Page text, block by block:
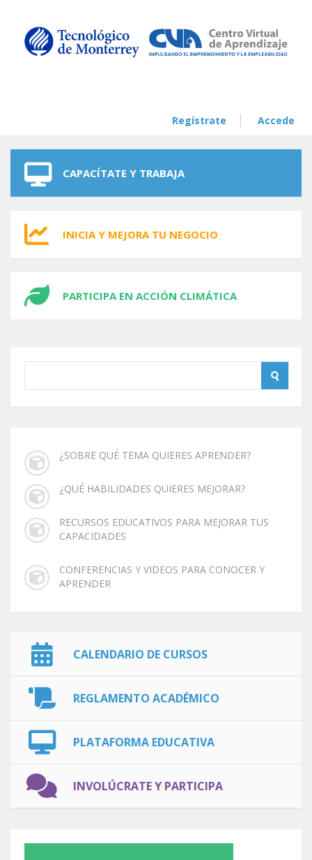
Regístrate Accede
CAPACÍTATE Y TRABAJA
INICIA Y MEJORA TU NEGOCIO
PARTICIPA EN ACCIÓN CLIMÁTICA
¿SOBRE QUÉ TEMA QUIERES APRENDER?
¿QUÉ HABILIDADES QUIERES MEJORAR?
RECURSOS EDUCATIVOS PARA MEJORAR TUS
CAPACIDADES
CONFERENCIAS Y VIDEOS PARA CONOCER Y
APRENDER
CALENDARIO DE CURSOS
REGLAMENTO ACADÉMICO
PLATAFORMA EDUCATIVA
INVOLÚCRATE Y PARTICIPA